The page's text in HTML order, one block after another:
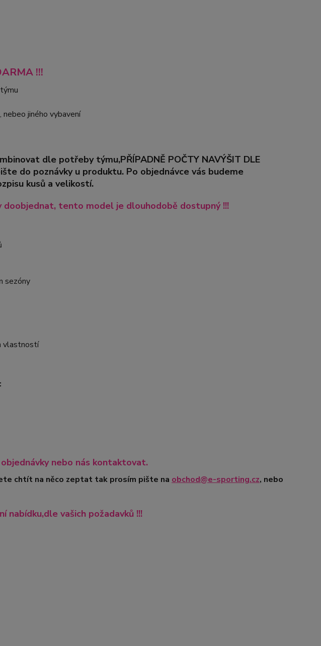
!!!
jiného vybavení
dle potřeby týmu,PŘÍPADNĚ POČTY NAVÝŠIT DLE
do poznávky u produktu. Po objednávce vás budeme
kusů a velikostí.
doobjednat, tento model je dlouhodobě dostupný !!!
sezóny
vlastností
nebo nás kontaktovat.
chtít na něco zeptat tak prosím pište na obchod@e-sporting.cz, nebo
vašich požadavků !!!